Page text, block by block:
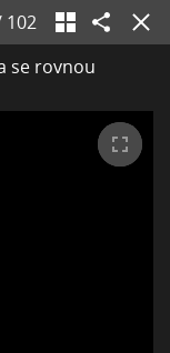
102
se rovnou